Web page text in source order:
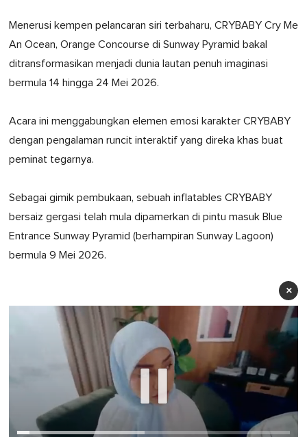
Menerusi kempen pelancaran siri terbaharu, CRYBABY Cry Me
An Ocean, Orange Concourse di Sunway Pyramid bakal
ditransformasikan menjadi dunia lautan penuh imaginasi
bermula 14 hingga 24 Mei 2026.
Acara ini menggabungkan elemen emosi karakter CRYBABY
dengan pengalaman runcit interaktif yang direka khas buat
peminat tegarnya.
Sebagai gimik pembukaan, sebuah inflatables CRYBABY
bersaiz gergasi telah mula dipamerkan di pintu masuk Blue
Entrance Sunway Pyramid (berhampiran Sunway Lagoon)
bermula 9 Mei 2026.
×